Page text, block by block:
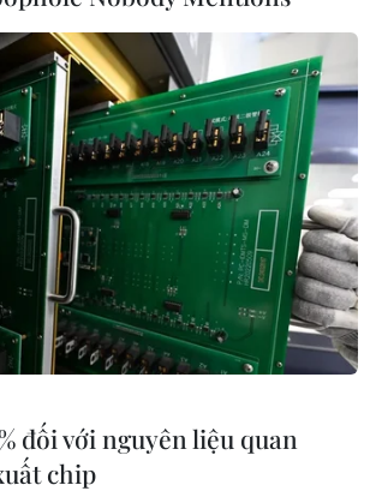
trong tình hình lượng hàng
chế về giao thông vận tải,
sẽ được cơ cấu lại với trọng
các doanh nghiệp lớn có tài
.
(TTXVN/Vietnam+)
đối với nguyên liệu quan
chip